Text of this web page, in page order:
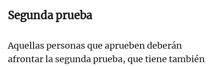
Segunda prueba
Aquellas personas que aprueben deberán
afrontar la segunda prueba, que tiene también